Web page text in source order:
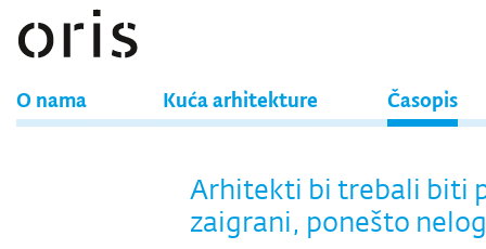
O nama Kuća arhitekture Časopis
Arhitekti bi trebali biti
zaigrani, ponešto